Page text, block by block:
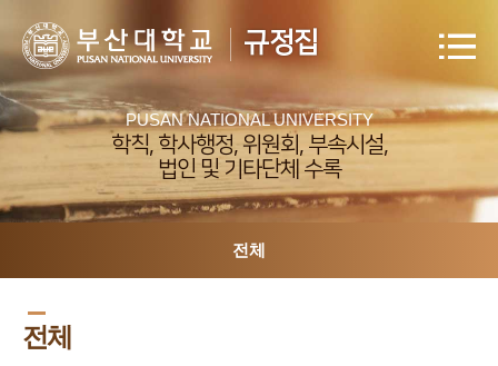
규정집
PUSAN NATIONAL UNIVERSITY
학칙, 학사행정, 위원회, 부속시설,
법인 및 기타단체 수록
전체
전체